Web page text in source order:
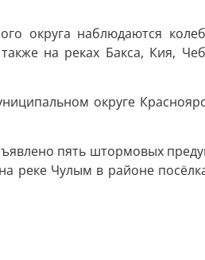
округа наблюдаются
на реках Бакса, Кия,
округе
пять штормовых
Чулым в районе